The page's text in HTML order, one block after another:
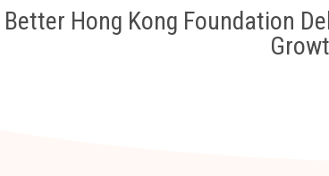
Better Hong Kong Foundation